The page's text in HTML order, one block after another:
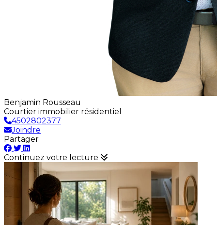
Benjamin Rousseau
Courtier immobilier résidentiel
4502802377
Joindre
Partager
Continuez votre lecture